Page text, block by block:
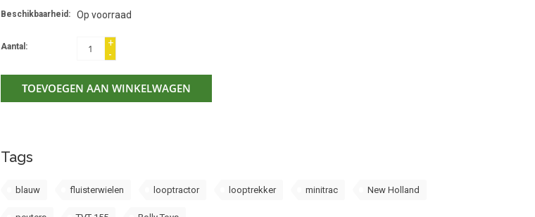
Beschikbaarheid: Op voorraad
Aantal:
+
-
TOEVOEGEN AAN WINKELWAGEN
Tags
blauw fluisterwielen looptractor looptrekker minitrac New Holland